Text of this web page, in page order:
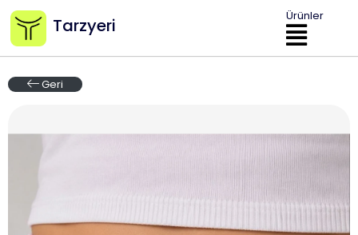
Tarzyeri Ürünler
Geri